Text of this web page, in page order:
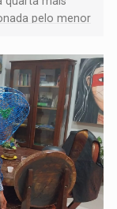
pelo menor